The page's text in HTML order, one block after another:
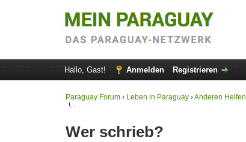
Hallo, Gast! Anmelden Registrieren
Paraguay Forum › Leben in Paraguay ›Anderen Helfen
Wer schrieb?